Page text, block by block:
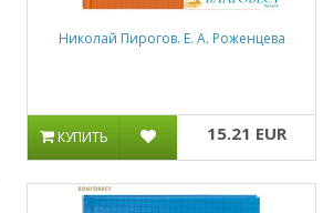
Николай Пирогов. Е. А. Роженцева
КУПИТЬ 15.21 EUR